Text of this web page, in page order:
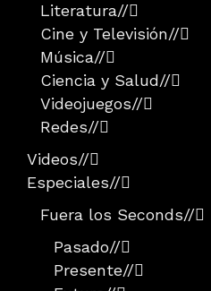
Literatura//
Cine y Televisión//
Música//
Ciencia y Salud//
Videojuegos//
Redes//
Videos//
Especiales//
Fuera los Seconds//
Pasado//
Presente//